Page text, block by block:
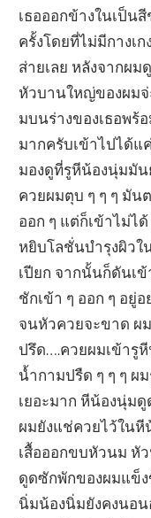
เธอออกข้างในเป็น
ครั้งโดยที่ไม่มีกางเก
ส่ายเลย หลังจากผ
หัวบานใหญ่ของผม
มบนร่างของเธอพร้
มากครับเข้าไปได้แ
มองดูที่รูหีน้องนุ่มมั
ควยผมตุบ ๆ ๆ ๆ มัน
ออก ๆ แต่ก็เข้าไม่ไ
หยิบโลชั่นบำรุงผิว
เปียก จากนั้นก็ดันเ
ชักเข้า ๆ ออก ๆ อยู่
จนหัวควยจะขาด ผ
ปรึด….ควยผมเข้ารู
น้ำกามปรืด ๆ ๆ ๆ ผ
เยอะมาก หีน้องนุ่ม
ผมยังแช่ควยไว้ใน
เสื้อออกขบหัวนม หั
ดูดซักพักของผมแข็
นิ่มน้องนิ่มยังคงนอ